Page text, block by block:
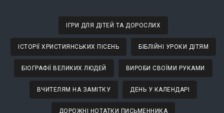
ІГРИ ДЛЯ ДІТЕЙ ТА ДОРОСЛИХ
ІСТОРІЇ ХРИСТИЯНСЬКИХ ПІСЕНЬ БІБЛІЙНІ УРОКИ ДІТЯМ
БІОГРАФІЇ ВЕЛИКИХ ЛЮДЕЙ ВИРОБИ СВОЇМИ РУКАМИ
ВЧИТЕЛЯМ НА ЗАМІТКУ ДЕНЬ У КАЛЕНДАРІ
ДОРОЖНІ НОТАТКИ ПИСЬМЕННИКА